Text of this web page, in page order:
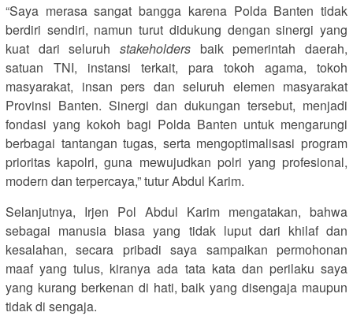
“Saya merasa sangat bangga karena Polda Banten tidak
berdiri sendiri, namun turut didukung dengan sinergi yang
kuat dari seluruh stakeholders baik pemerintah daerah,
satuan TNI, instansi terkait, para tokoh agama, tokoh
masyarakat, insan pers dan seluruh elemen masyarakat
Provinsi Banten. Sinergi dan dukungan tersebut, menjadi
fondasi yang kokoh bagi Polda Banten untuk mengarungi
berbagai tantangan tugas, serta mengoptimalisasi program
prioritas kapolri, guna mewujudkan polri yang profesional,
modern dan terpercaya,” tutur Abdul Karim.
Selanjutnya, Irjen Pol Abdul Karim mengatakan, bahwa
sebagai manusia biasa yang tidak luput dari khilaf dan
kesalahan, secara pribadi saya sampaikan permohonan
maaf yang tulus, kiranya ada tata kata dan perilaku saya
yang kurang berkenan di hati, baik yang disengaja maupun
tidak di sengaja.